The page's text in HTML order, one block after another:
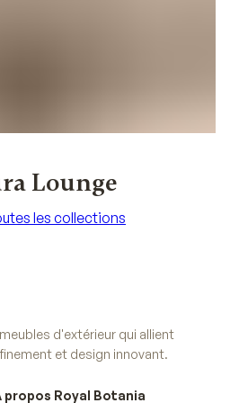
Lounge
les collections
d'extérieur qui allient
et design innovant.
propos Royal Botania